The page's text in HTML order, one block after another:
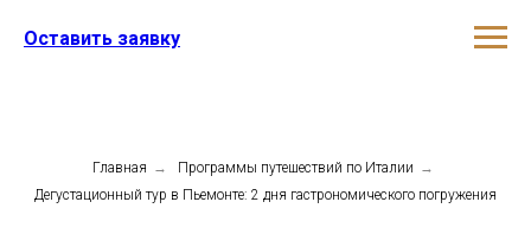
Оставить заявку
Главная → Программы путешествий по Италии →
Дегустационный тур в Пьемонте: 2 дня гастрономического погружения